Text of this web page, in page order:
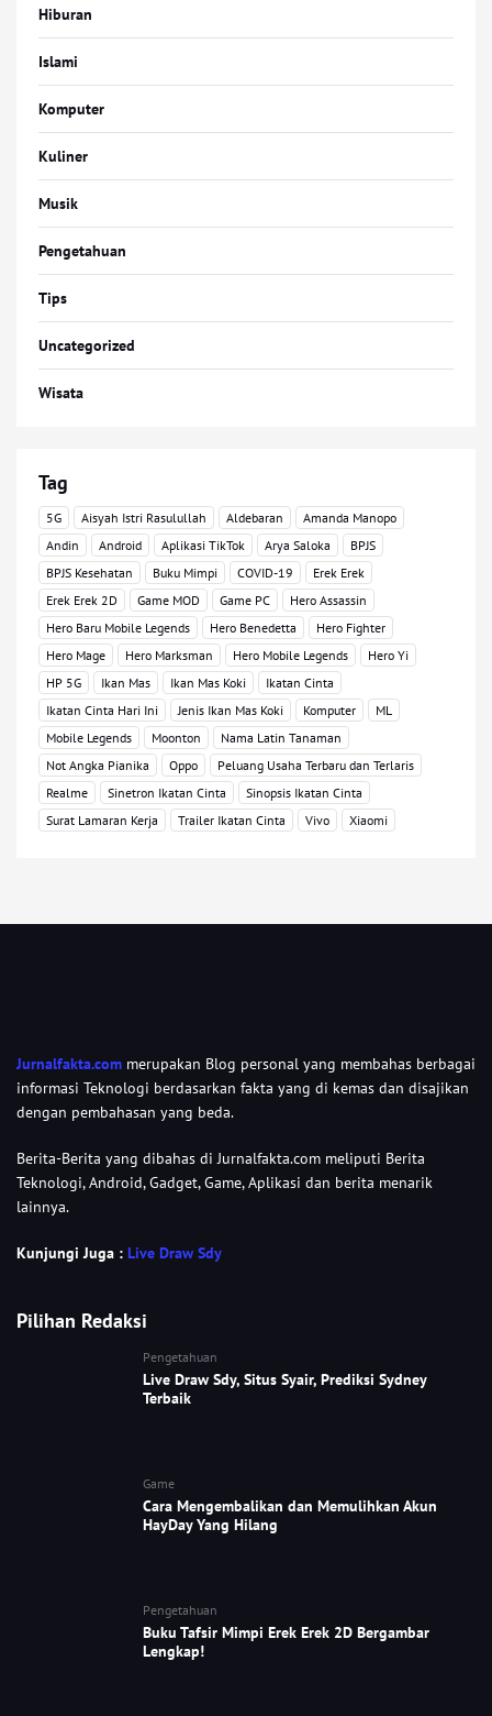
Hiburan
Islami
Komputer
Kuliner
Musik
Pengetahuan
Tips
Uncategorized
Wisata
Tag
5G Aisyah Istri Rasulullah Aldebaran
Amanda Manopo
Andin
Android Aplikasi TikTok Arya Saloka
BPJS
BPJS Kesehatan
Buku Mimpi COVID-19
Erek Erek
Erek Erek 2D
Game MOD Game PC
Hero Assassin
Hero Baru Mobile Legends
Hero Benedetta
Hero Fighter
Hero Mage
Hero Marksman Hero Mobile Legends
Hero Yi
HP 5G
Ikan Mas Ikan Mas Koki
Ikatan Cinta
Ikatan Cinta Hari Ini
Jenis Ikan Mas Koki Komputer
ML
Mobile Legends
Moonton
Nama Latin Tanaman
Not Angka Pianika
Oppo
Peluang Usaha Terbaru dan Terlaris
Realme
Sinetron Ikatan Cinta
Sinopsis Ikatan Cinta
Surat Lamaran Kerja
Trailer Ikatan Cinta Vivo Xiaomi
Jurnalfakta.com merupakan Blog personal yang membahas berbagai
informasi Teknologi berdasarkan fakta yang di kemas dan disajikan
dengan pembahasan yang beda.
Berita-Berita yang dibahas di Jurnalfakta.com meliputi Berita
Teknologi, Android, Gadget, Game, Aplikasi dan berita menarik
lainnya.
Kunjungi Juga : Live Draw Sdy
Pilihan Redaksi
Pengetahuan
Live Draw Sdy, Situs Syair, Prediksi Sydney
Terbaik
Game
Cara Mengembalikan dan Memulihkan Akun
HayDay Yang Hilang
Pengetahuan
Buku Tafsir Mimpi Erek Erek 2D Bergambar
Lengkap!